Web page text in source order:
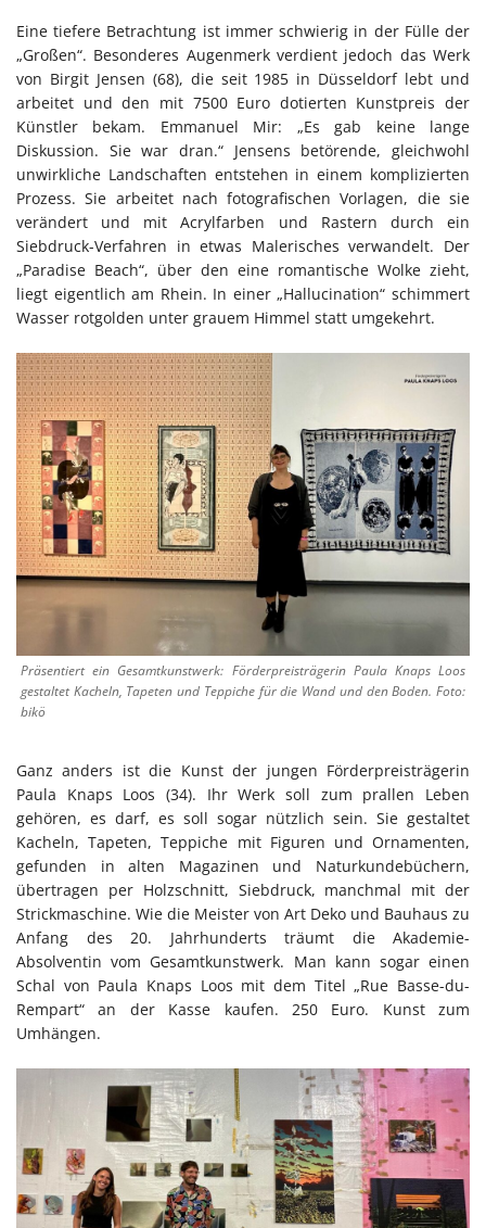
Eine tiefere Betrachtung ist immer schwierig in der Fülle der
„Großen“. Besonderes Augenmerk verdient jedoch das Werk
von Birgit Jensen (68), die seit 1985 in Düsseldorf lebt und
arbeitet und den mit 7500 Euro dotierten Kunstpreis der
Künstler bekam. Emmanuel Mir: „Es gab keine lange
Diskussion. Sie war dran.“ Jensens betörende, gleichwohl
unwirkliche Landschaften entstehen in einem komplizierten
Prozess. Sie arbeitet nach fotografischen Vorlagen, die sie
verändert und mit Acrylfarben und Rastern durch ein
Siebdruck-Verfahren in etwas Malerisches verwandelt. Der
„Paradise Beach“, über den eine romantische Wolke zieht,
liegt eigentlich am Rhein. In einer „Hallucination“ schimmert
Wasser rotgolden unter grauem Himmel statt umgekehrt.
Präsentiert ein Gesamtkunstwerk: Förderpreisträgerin Paula Knaps Loos
gestaltet Kacheln, Tapeten und Teppiche für die Wand und den Boden. Foto:
bikö
Ganz anders ist die Kunst der jungen Förderpreisträgerin
Paula Knaps Loos (34). Ihr Werk soll zum prallen Leben
gehören, es darf, es soll sogar nützlich sein. Sie gestaltet
Kacheln, Tapeten, Teppiche mit Figuren und Ornamenten,
gefunden in alten Magazinen und Naturkundebüchern,
übertragen per Holzschnitt, Siebdruck, manchmal mit der
Strickmaschine. Wie die Meister von Art Deko und Bauhaus zu
Anfang des 20. Jahrhunderts träumt die Akademie-
Absolventin vom Gesamtkunstwerk. Man kann sogar einen
Schal von Paula Knaps Loos mit dem Titel „Rue Basse-du-
Rempart“ an der Kasse kaufen. 250 Euro. Kunst zum
Umhängen.